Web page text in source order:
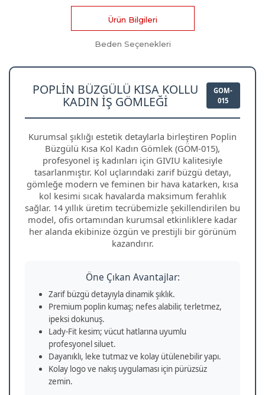
Ürün Bilgileri
Beden Seçenekleri
POPLIN BÜZGÜLÜ KISA KOLLU
KADIN İŞ GÖMLEĞI
GOM-
015
Kurumsal şıklığı estetik detaylarla birleştiren Poplin
Büzgülü Kısa Kol Kadın Gömlek (GÖM-015),
profesyonel iş kadınları için GIVIU kalitesiyle
tasarlanmıştır. Kol uçlarındaki zarif büzgü detayı,
gömleğe modern ve feminen bir hava katarken, kısa
kol kesimi sıcak havalarda maksimum ferahlık
sağlar. 14 yıllık üretim tecrübemizle şekillendirilen bu
model, ofis ortamından kurumsal etkinliklere kadar
her alanda ekibinize özgün ve prestijli bir görünüm
kazandırır.
Öne Çıkan Avantajlar:
Zarif büzgü detayıyla dinamik şıklık.
Premium poplin kumaş; nefes alabilir, terletmez,
ipeksi dokunuş.
Lady‑Fit kesim; vücut hatlarına uyumlu
profesyonel siluet.
Dayanıklı, leke tutmaz ve kolay ütülenebilir yapı.
Kolay logo ve nakış uygulaması için pürüzsüz
zemin.